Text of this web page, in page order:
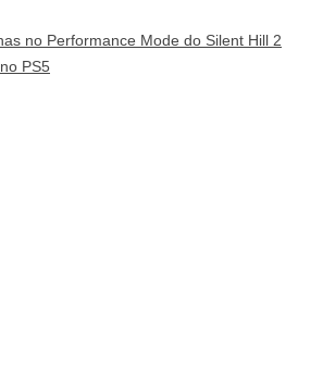
no Performance Mode do Silent Hill 2
PS5